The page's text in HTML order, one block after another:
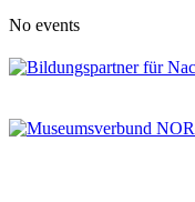
No events